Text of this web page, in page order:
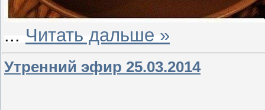
... Читать дальше »
Утренний эфир 25.03.2014